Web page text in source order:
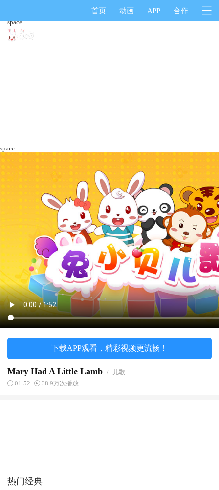
首页 动画 APP 合作
space
space
下载APP观看，精彩视频更流畅！
Mary Had A Little Lamb /
儿歌
01:52
38.9万次播放
热门经典